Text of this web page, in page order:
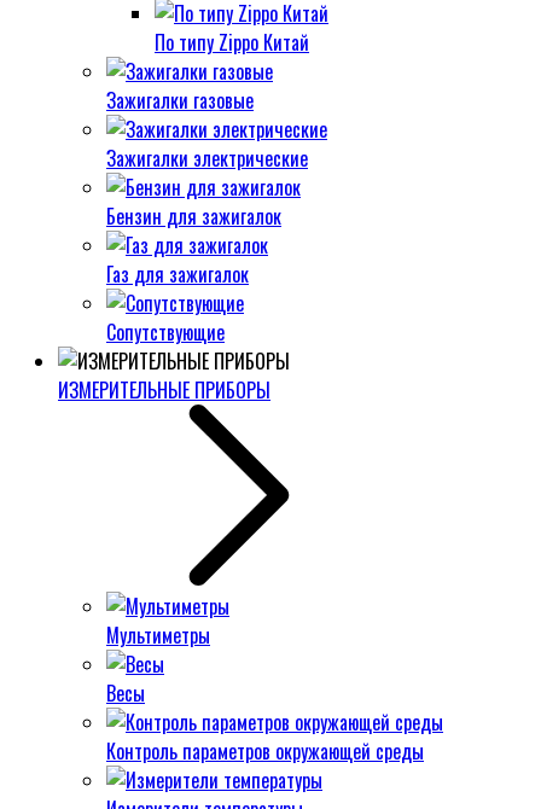
По типу Zippo Китай
Зажигалки газовые
Зажигалки электрические
Бензин для зажигалок
Газ для зажигалок
Сопутствующие
ИЗМЕРИТЕЛЬНЫЕ ПРИБОРЫ
Мультиметры
Весы
Контроль параметров окружающей среды